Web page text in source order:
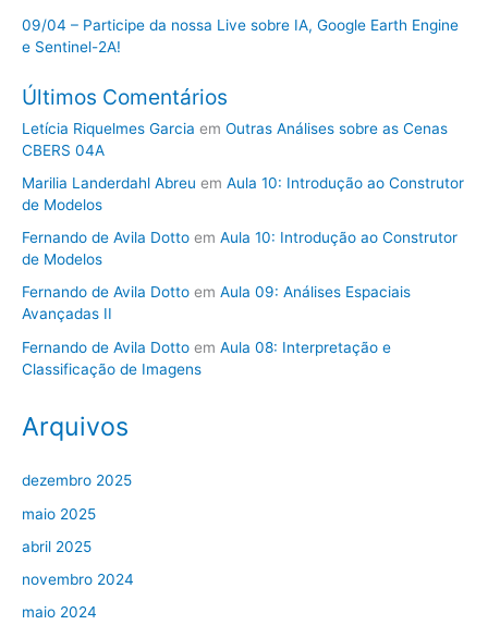
09/04 – Participe da nossa Live sobre IA, Google Earth Engine
e Sentinel-2A!
Últimos Comentários
Letícia Riquelmes Garcia em Outras Análises sobre as Cenas
CBERS 04A
Marilia Landerdahl Abreu em Aula 10: Introdução ao Construtor
de Modelos
Fernando de Avila Dotto em Aula 10: Introdução ao Construtor
de Modelos
Fernando de Avila Dotto em Aula 09: Análises Espaciais
Avançadas II
Fernando de Avila Dotto em Aula 08: Interpretação e
Classificação de Imagens
Arquivos
dezembro 2025
maio 2025
abril 2025
novembro 2024
maio 2024